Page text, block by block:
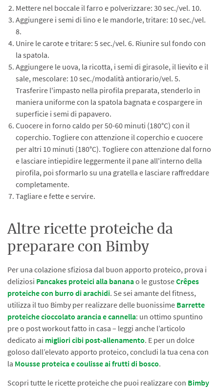
Mettere nel boccale il farro e polverizzare: 30 sec./vel. 10.
Aggiungere i semi di lino e le mandorle, tritare: 10 sec./vel.
8.
Unire le carote e tritare: 5 sec./vel. 6. Riunire sul fondo con
la spatola.
Aggiungere le uova, la ricotta, i semi di girasole, il lievito e il
sale, mescolare: 10 sec./modalità antiorario/vel. 5.
Trasferire l'impasto nella pirofila preparata, stenderlo in
maniera uniforme con la spatola bagnata e cospargere in
superficie i semi di papavero.
Cuocere in forno caldo per 50-60 minuti (180°C) con il
coperchio. Togliere con attenzione il coperchio e cuocere
per altri 10 minuti (180°C). Togliere con attenzione dal forno
e lasciare intiepidire leggermente il pane all'interno della
pirofila, poi sformarlo su una gratella e lasciare raffreddare
completamente.
Tagliare e fette e servire.
Altre ricette proteiche da
preparare con Bimby
Per una colazione sfiziosa dal buon apporto proteico, prova i
deliziosi Pancakes proteici alla bananao le gustoseCrêpes
proteiche con burro di arachidi. Se sei amante del fitness,
utilizza il tuo Bimby per realizzare delle buonissime Barrette
proteiche cioccolato arancia e cannella: un ottimo spuntino
pre o post workout fatto in casa – leggi anche l’articolo
dedicato ai migliori cibi post-allenamento. E per un dolce
goloso dall’elevato apporto proteico, concludi la tua cena con
la Mousse proteica e coulisse ai frutti di bosco.
Scopri tutte le ricette proteiche che puoi realizzare con Bimby